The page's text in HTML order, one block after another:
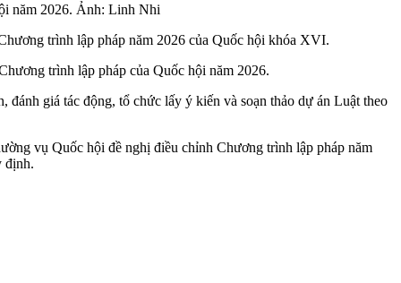
năm 2026. Ảnh: Linh Nhi
trình lập pháp năm 2026 của Quốc hội khóa XVI.
trình lập pháp của Quốc hội năm 2026.
giá tác động, tổ chức lấy ý kiến và soạn thảo dự án Luật theo
vụ Quốc hội đề nghị điều chỉnh Chương trình lập pháp năm
định.